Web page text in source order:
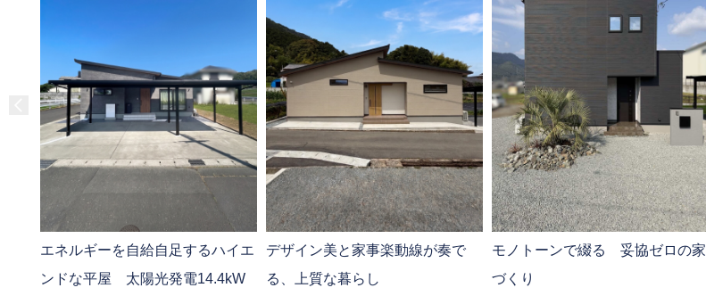
エネルギーを自給自足するハイエ
ンドな平屋 太陽光発電14.4kW
デザイン美と家事楽動線が奏で
る、上質な暮らし
モノトーンで綴る 妥協ゼロの家
づくり